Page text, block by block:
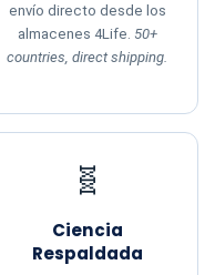
envío directo desde los
almacenes 4Life. 50+
countries, direct shipping.
🧬
Ciencia
Respaldada